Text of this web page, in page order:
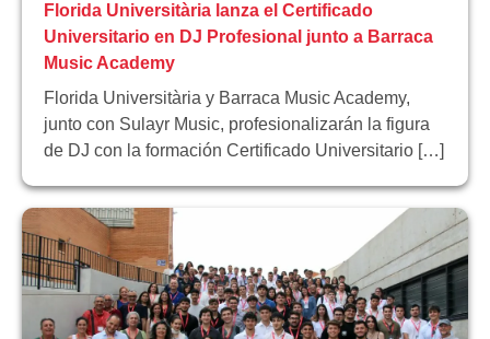
Florida Universitària lanza el Certificado
Universitario en DJ Profesional junto a Barraca
Music Academy
Florida Universitària y Barraca Music Academy,
junto con Sulayr Music, profesionalizarán la figura
de DJ con la formación Certificado Universitario […]